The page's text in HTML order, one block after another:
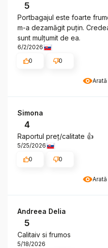
5
Portbagajul este foarte
m-a dezamăgit puțin.
sunt mulțumit de ea.
6/2/2026
0
0
Simona
4
Raportul preț/calitate 👍️
5/25/2026
0
0
Andreea Delia
5
Calitaiv si frumos
5/18/2026